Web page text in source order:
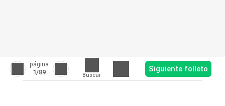
página
1/89 Buscar
Siguiente folleto